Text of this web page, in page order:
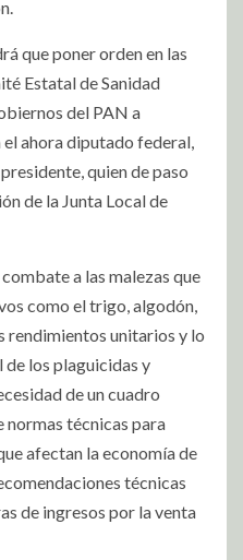
que poner orden en las
Estatal de Sanidad
del PAN a
ahora diputado federal,
quien de paso
de la Junta Local de
a las malezas que
como el trigo, algodón,
rendimientos unitarios y lo
los plaguicidas y
de un cuadro
normas técnicas para
afectan la economía de
técnicas
de ingresos por la venta